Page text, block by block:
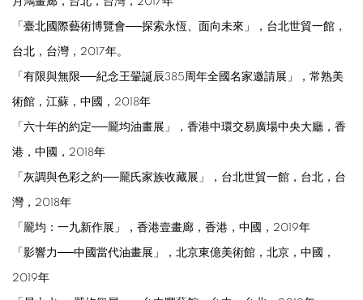
「臺北國際藝術博覽會──探索永恆、面向未來」，台北世貿一館，
台北，台灣，2017年。
「有限與無限──紀念王翬誕辰385周年全國名家邀請展」， 常熟美
術館， 江蘇，中國，2018年
「六十年的約定──龎均油畫展」， 香港中環交易廣場中央大廳，香
港，中國，2018年
「灰調與色彩之約──龎氏家族收藏展」，台北世貿一館，台北，台
灣，2018年
「 龎均：一九新作展」， 香港壹畫廊，香港，中國，2019年
「影響力──中國當代油畫展」， 北京東億美術館， 北京，中國，
2019年